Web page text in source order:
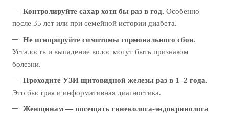
Контролируйте сахар хотя бы раз в год. Особенно
после 35 лет или при семейной истории диабета.
Не игнорируйте симптомы гормонального сбоя.
Усталость и выпадение волос могут быть признаком
болезни.
Проходите УЗИ щитовидной железы раз в 1–2 года.
Это быстрая и информативная диагностика.
Женщинам — посещать гинеколога-эндокринолога